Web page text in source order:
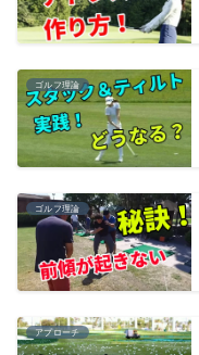
ゴルフ理論
ゴルフ理論
アプローチ